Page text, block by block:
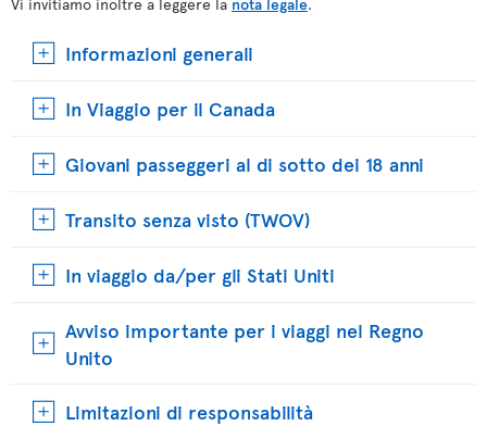
Informazioni generali
In Viaggio per il Canada
Giovani passeggeri al di sotto dei 18 anni
Transito senza visto (TWOV)
In viaggio da/per gli Stati Uniti
Avviso importante per i viaggi nel Regno
Unito
Limitazioni di responsabilità